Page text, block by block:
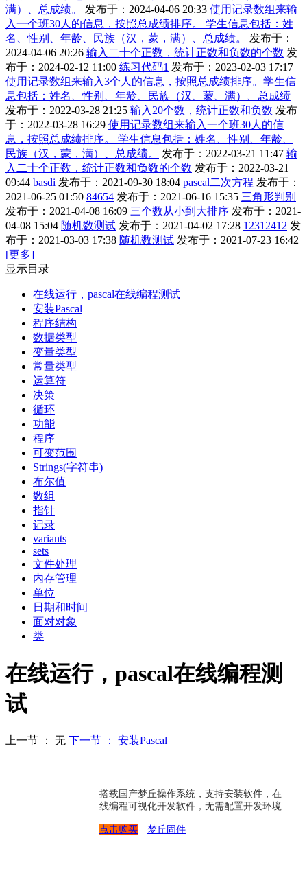
满）、总成绩。
发布于：2024-04-06 20:33 使用记录数组来输
入一个班30人的信息，按照总成绩排序。 学生信息包括：姓
名、性别、年龄、民族（汉，蒙，满）、总成绩。
发布于：
2024-04-06 20:26 输入二十个正数，统计正数和负数的个数 发
布于：2024-02-12 11:00 练习代码1 发布于：2023-02-03 17:17
使用记录数组来输入3个人的信息，按照总成绩排序。学生信
息包括：姓名、性别、年龄、民族（汉、蒙、满）、总成绩
发布于：2022-03-28 21:25 输入20个数，统计正数和负数 发布
于：2022-03-28 16:29 使用记录数组来输入一个班30人的信
息，按照总成绩排序。 学生信息包括：姓名、性别、年龄、
民族（汉，蒙，满）、总成绩。
发布于：2022-03-21 11:47 输
入二十个正数，统计正数和负数的个数 发布于：2022-03-21
09:44 basdi 发布于：2021-09-30 18:04 pascal二次方程 发布于：
2021-06-25 01:50 84654 发布于：2021-06-16 15:35 三角形判别
发布于：2021-04-08 16:09 三个数从小到大排序 发布于：2021-
04-08 15:04 随机数测试 发布于：2021-04-02 17:28 12312412 发
布于：2021-03-03 17:38 随机数测试 发布于：2021-07-23 16:42
[更多]
显示目录
在线运行，pascal在线编程测试
安装Pascal
程序结构
数据类型
变量类型
常量类型
运算符
决策
循环
功能
程序
可变范围
Strings(字符串)
布尔值
数组
指针
记录
variants
sets
文件处理
内存管理
单位
日期和时间
面对对象
类
在线运行，pascal在线编程测
试
上一节 ： 无 下一节 ： 安装Pascal
搭载国产梦丘操作系统，支持安装软件，在
线编程可视化开发软件，无需配置开发环境
点击购买 梦丘固件